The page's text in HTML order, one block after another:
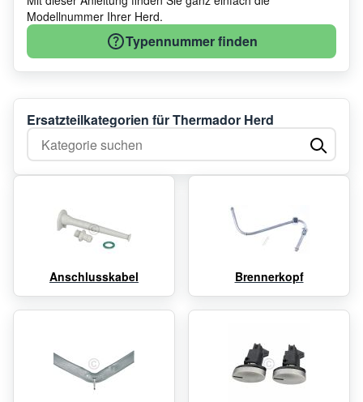
Modellnummer Ihrer Herd.
Typennummer finden
Ersatzteilkategorien für Thermador Herd
Kategorie suchen
Anschlusskabel Brennerkopf